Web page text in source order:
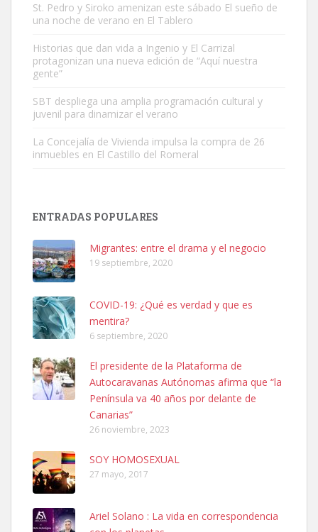
Este gato macho ha aparecido en la calle hace menos de un mes,
es muy manso y extremadamente cari...
Leales.org » Gran Canaria
Leales.org » Gran Canaria
SHIBA PERDIDO AVDA JOSE MESA Y LOPEZ
PERRO MACHO RAZA SHIBA CON MICROCHIP PERDIDO HOY
06/07/2025 ZONA MESA Y LOPEZ. ES MUY ASUSTADIZO
Leales.org » Gran Canaria
6.7.2025
Ninfa perdida
St. Pedro y Siroko amenizan este sábado El sueño de
una noche de verano en El Tablero
Historias que dan vida a Ingenio y El Carrizal
protagonizan una nueva edición de “Aquí nuestra
gente”
SBT despliega una amplia programación cultural y
juvenil para dinamizar el verano
La Concejalía de Vivienda impulsa la compra de 26
inmuebles en El Castillo del Romeral
ENTRADAS POPULARES
Migrantes: entre el drama y el negocio
19 septiembre, 2020
COVID-19: ¿Qué es verdad y que es
mentira?
6 septiembre, 2020
El presidente de la Plataforma de
Autocaravanas Autónomas afirma que “la
Península va 40 años por delante de
Canarias”
26 noviembre, 2023
SOY HOMOSEXUAL
27 mayo, 2017
Ariel Solano : La vida en correspondencia